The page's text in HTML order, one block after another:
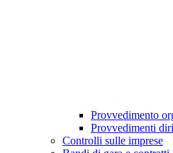
Provvedimento
Provvedimenti
Controlli sulle imprese